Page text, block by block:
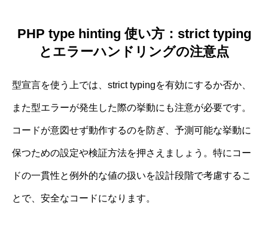
PHP type hinting 使い方：strict typing
とエラーハンドリングの注意点
型宣言を使う上では、strict typingを有効にするか否か、
また型エラーが発生した際の挙動にも注意が必要です。
コードが意図せず動作するのを防ぎ、予測可能な挙動に
保つための設定や検証方法を押さえましょう。特にコー
ドの一貫性と例外的な値の扱いを設計段階で考慮するこ
とで、安全なコードになります。